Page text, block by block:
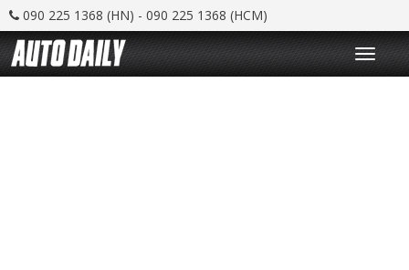
090 225 1368 (HN) - 090 225 1368 (HCM)
T
o
g